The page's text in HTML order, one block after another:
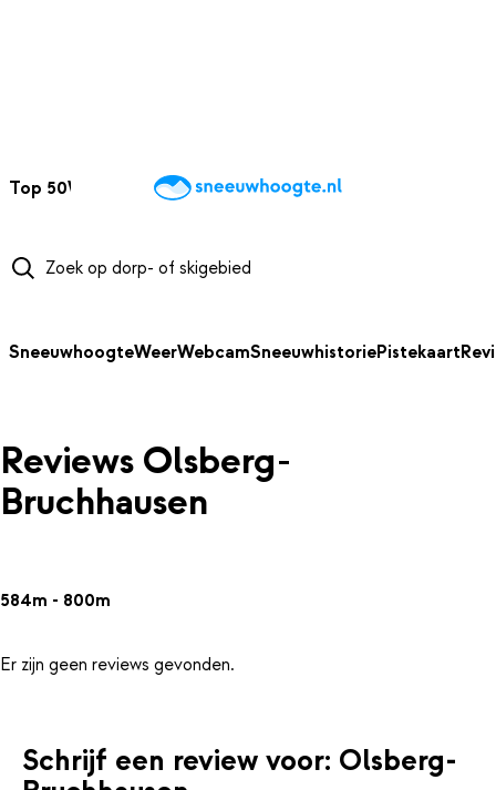
Top 50Webcams WintersportweerKaarten
SneeuwhoogteWeerWebcamSneeuwhistoriePistekaart
Reviews Olsberg-
Bruchhausen
584m - 800m
Er zijn geen reviews gevonden.
Schrijf een review voor: Olsberg-